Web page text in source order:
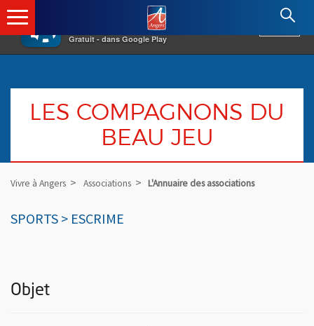
×
Gratuit - dans Google Play
Angers.fr : Retour à l'accueil
LES COMPAGNONS DU
BEAU JEU
Vivre à Angers Associations L'Annuaire des associations
SPORTS > ESCRIME
Objet